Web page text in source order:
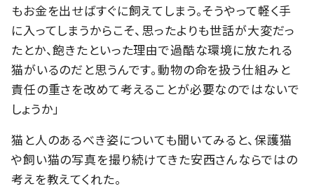
もお金を出せばすぐに飼えてしまう。そうやって軽く手
に入ってしまうからこそ、思ったよりも世話が大変だっ
たとか、飽きたといった理由で過酷な環境に放たれる
猫がいるのだと思うんです。動物の命を扱う仕組みと
責任の重さを改めて考えることが必要なのではないで
しょうか」
猫と人のあるべき姿についても聞いてみると、保護猫
や飼い猫の写真を撮り続けてきた安西さんならではの
考えを教えてくれた。